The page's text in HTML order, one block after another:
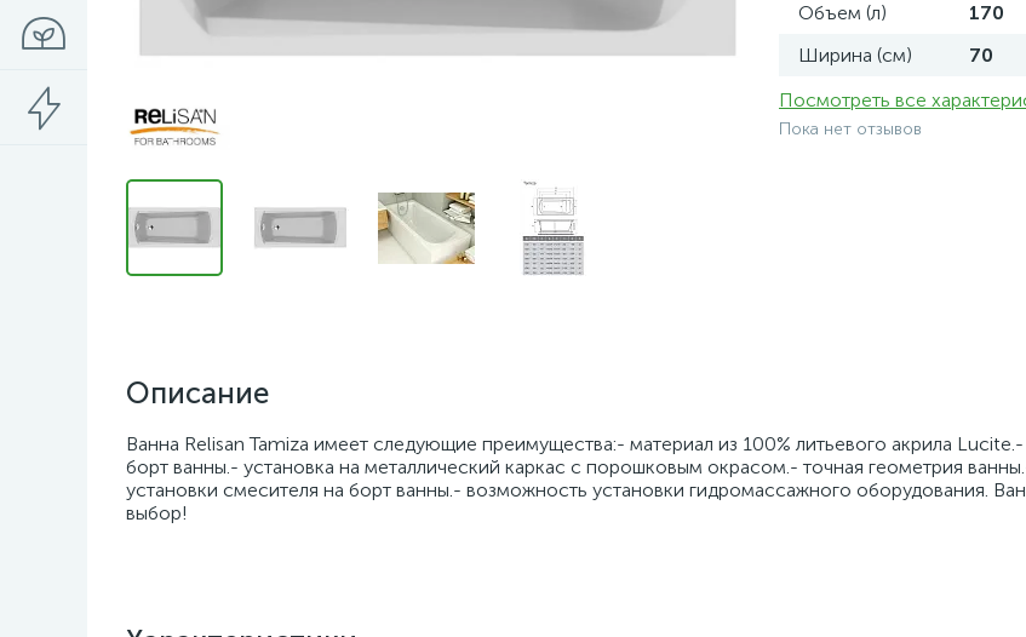
Объем (л)
170
Ширина (см)
70
Посмотреть все
Пока нет отзывов
Описание
Ванна Relisan Tamiza имеет следующие преимущества:- материал из 100% литьевого акрила
борт ванны.- установка на металлический каркас с порошковым окрасом.- точная геометрия
установки смесителя на борт ванны.- возможность установки гидромассажного оборудования.
выбор!